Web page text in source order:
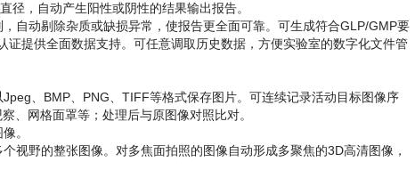
径，自动产生阳性或阴性的结果输出报告。
自动剔除杂质或缺损异常，使报告更全面可靠。可生成符合GLP/GMP要
提供全面数据支持。可任意调取历史数据，方便实验室的数字化文件管
、BMP、PNG、TIFF等格式保存图片。可连续记录活动目标图像序
、网格面罩等；处理后与原图像对照比对。
。
视野的整张图像。对多焦面拍照的图像自动形成多聚焦的3D高清图像，